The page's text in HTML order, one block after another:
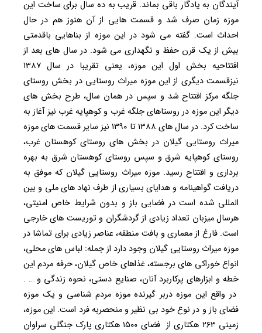
آیندگان به یادگار باقی بماند. قریب به ده سال برای ساخت این
موزه زمان صرف شد و قسمت هایی از آن هنوز هم در حال
احداث است. گفته می شود در این موزه از بناهایی باقدمتی
بیش از یک قرن حفظ و نگهداری می شود. در سال های بعد از
افتتاحیه بخش اول این موزه، یعنی تقریبا در سال ۱۳۸۷
نیزقسمت دیگری از این موزه میراث روستایی در بخش روستای
جلگه مرکز افتتاح شد و سپس در همان سال، طرح بخش های
دیگر این موزه در روستاهای جلگه غرب و کوهپایه غرب نیز آغاز به
ساخت کرد. در سال های ۱۳۸۸ تا ۱۳۹۰ نیز سایر قسمت های موزه
میراث روستایی گیلان در بخش های روستای کوهستان غرب،
روستای کوهپایه شرق و سپس روستای کوهستان شرق به بهره
برداری و افتتاح رسید. موزه میراث روستایی گیلان که موفق به
دریافت گواهینامه و هدایای بسیاری از طرف نهاد های ملی و بین
المللی شده است در فضایی باز و بدون شرایط خاص امنیتی،
هرسال میزبان تعداد زیادی از گردشگران و توریست های خارجی
است. فارغ از معماری و بافت منطقه، عناصر زیادی برای تماشا در
موزه میراث روستایی گیلان وجود دارد از جمله: لباس های محلی،
انواع خوراکی های برجسته، غذاهای خاص گیلان، حرفه مردم این
خطه و ابزارهای پرکاربرد آنان، صنایع دستی، نحوه زندگی و … .
در واقع این موزه دربر گیرنده موزه مردم شناسی و یک موزه
فضای باز و در نوع خود بی نظیر و منحصربه فرد است. این موزه،
زمینی ۲۶۳ هکتاری از فضای ۱۵۰۰ هکتاری پارک جنگلی سراوان